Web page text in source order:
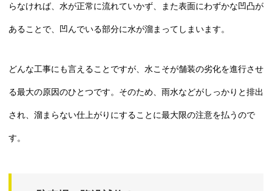
らなければ、水が正常に流れていかず、また表面にわずかな凹凸が
あることで、凹んでいる部分に水が溜まってしまいます。
どんな工事にも言えることですが、水こそが舗装の劣化を進行させ
る最大の原因のひとつです。そのため、雨水などがしっかりと排出
され、溜まらない仕上がりにすることに最大限の注意を払うので
す。